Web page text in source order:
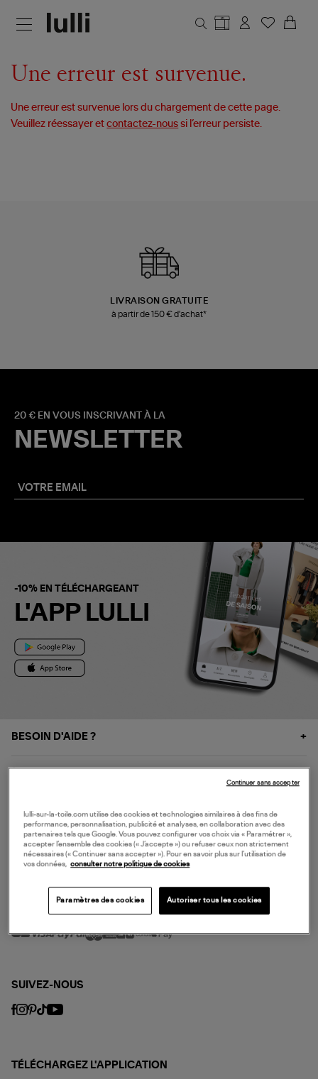
Une erreur est survenue.
Une erreur est survenue lors du chargement de cette page.
Veuillez réessayer etcontactez-nous si l’erreur persiste.
LIVRAISON GRATUITE
à partir de 150 € d'achat*
20 € EN VOUS INSCRIVANT À LA
NEWSLETTER
-10% EN TÉLÉCHARGEANT
L'APP LULLI
BESOIN D'AIDE ?
NOS SERVICES
SERVICE CLIENT
MODE DE PAIEMENT
SUIVEZ-NOUS
TÉLÉCHARGEZ L'APPLICATION
lulli-sur-la-toile.com utilise des cookies et technologies similaires à des fins de
performance, personnalisation, publicité et analyses, en collaboration avec des
partenaires tels que Google. Vous pouvez configurer vos choix via « Paramétrer »,
accepter l’ensemble des cookies (« J’accepte ») ou refuser ceux non strictement
nécessaires (« Continuer sans accepter »). Pour en savoir plus sur l’utilisation de
vos données,
consulter notre politique de cookies
Paramètres des cookies Autoriser tous les cookies
Continuer sans accepter